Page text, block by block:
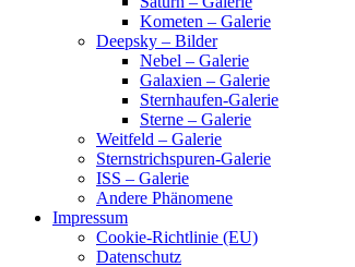
Kometen – Galerie
Deepsky – Bilder
Nebel – Galerie
Galaxien – Galerie
Sternhaufen-Galerie
Sterne – Galerie
Weitfeld – Galerie
Sternstrichspuren-Galerie
ISS – Galerie
Andere Phänomene
Impressum
Cookie-Richtlinie (EU)
Datenschutz